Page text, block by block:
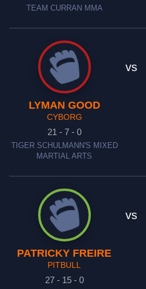
TEAM CURRAN MMA
LYMAN GOOD
CYBORG
21 - 7 - 0
TIGER SCHULMANN'S MIXED
MARTIAL ARTS
vs
PATRICKY FREIRE
PITBULL
27 - 15 - 0
vs